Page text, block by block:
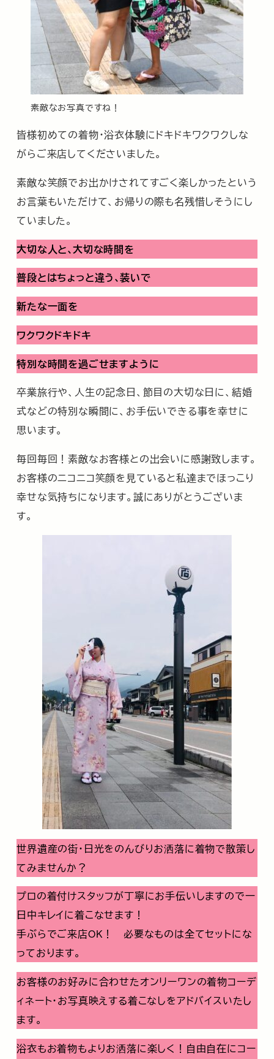
素敵なお写真ですね！
皆様初めての着物・浴衣体験にドキドキワクワクしな
がらご来店してくださいました。
素敵な笑顔でお出かけされてすごく楽しかったという
お言葉もいただけて、お帰りの際も名残惜しそうにし
ていました。
大切な人と､大切な時間を
普段とはちょっと違う､装いで
新たな一面を
ワクワクドキドキ
特別な時間を過ごせますように
卒業旅行や、人生の記念日、節目の大切な日に、結婚
式などの特別な瞬間に、お手伝いできる事を幸せに
思います。
毎回毎回！素敵なお客様との出会いに感謝致します。
お客様のニコニコ笑顔を見ていると私達までほっこり
幸せな気持ちになります。誠にありがとうございま
す。
世界遺産の街・日光をのんびりお洒落に着物で散策し
てみませんか？
プロの着付けスタッフが丁寧にお手伝いしますので一
日中キレイに着こなせます！
手ぶらでご来店OK！ 必要なものは全てセットにな
っております。
お客様のお好みに合わせたオンリーワンの着物コーデ
ィネート・お写真映えする着こなしをアドバイスいたし
ます。
浴衣もお着物もよりお洒落に楽しく！自由自在にコー